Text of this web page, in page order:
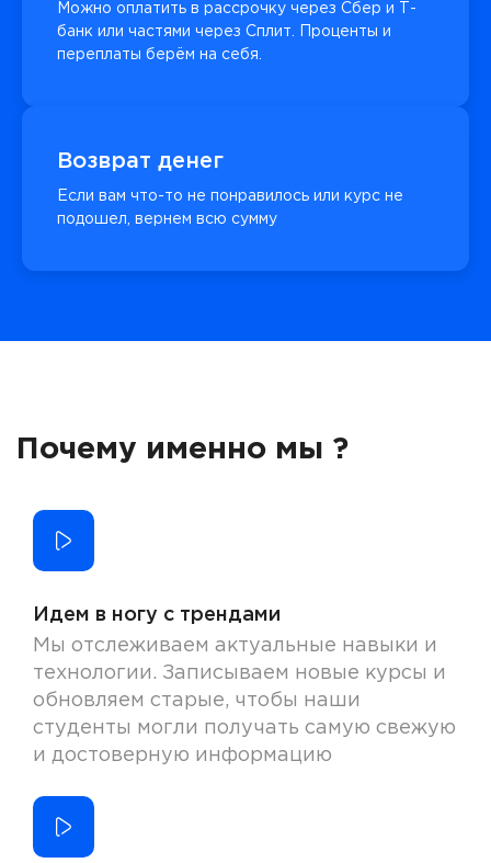
Можно оплатить в рассрочку через Сбер и Т-
банк или частями через Сплит. Проценты и
переплаты берём на себя.
Возврат денег
Если вам что-то не понравилось или курс не
подошел, вернем всю сумму
Почему именно мы ?
Идем в ногу с трендами
Мы отслеживаем актуальные навыки и
технологии. Записываем новые курсы и
обновляем старые, чтобы наши
студенты могли получать самую свежую
и достоверную информацию